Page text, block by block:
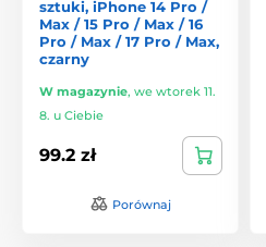
sztuki, iPhone 14 Pro /
Max / 15 Pro / Max / 16
Pro / Max / 17 Pro / Max,
czarny
W magazynie, we wtorek 11.
8. u Ciebie
99.2 zł
Porównaj